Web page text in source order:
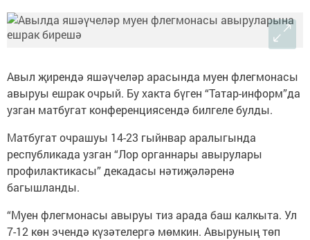
Авыл җирендә яшәүчеләр арасында муен флегмонасы
авыруы ешрак очрый. Бу хакта бүген “Татар-информ”да
узган матбугат конференциясендә билгеле булды.
Матбугат очрашуы 14-23 гыйнвар аралыгында
республикада узган “Лор органнары авырулары
профилактикасы” декадасы нәтиҗәләренә
багышланды.
“Муен флегмонасы авыруы тиз арада баш калкыта. Ул
7-12 көн эчендә күзәтелергә мөмкин. Авыруның төп